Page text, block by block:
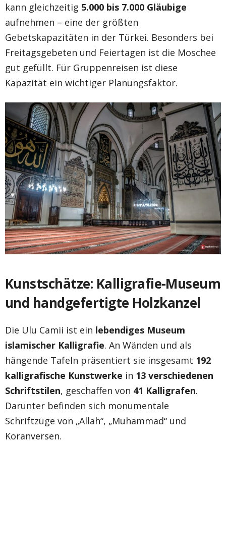
kann gleichzeitig 5.000 bis 7.000 Gläubige
aufnehmen – eine der größten
Gebetskapazitäten in der Türkei. Besonders bei
Freitagsgebeten und Feiertagen ist die Moschee
gut gefüllt. Für Gruppenreisen ist diese
Kapazität ein wichtiger Planungsfaktor.
Kunstschätze: Kalligrafie-Museum
und handgefertigte Holzkanzel
Die Ulu Camii ist ein lebendiges Museum
islamischer Kalligrafie. An Wänden und als
hängende Tafeln präsentiert sie insgesamt 192
kalligrafische Kunstwerke in 13 verschiedenen
Schriftstilen, geschaffen von 41 Kalligrafen.
Darunter befinden sich monumentale
Schriftzüge von „Allah“, „Muhammad“ und
Koranversen.